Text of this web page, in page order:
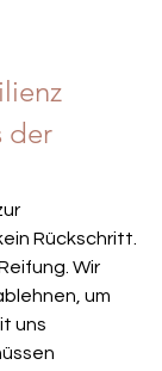
der
Rückschritt.
Wir
um
uns